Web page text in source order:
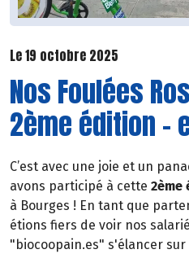
Le 19 octobre 2025
Nos Foulées
2ème édition -
C’est avec une joie et un
avons participé à cette 2ème
à Bourges ! En tant que
étions fiers de voir nos
"biocoopain.es" s'élancer sur